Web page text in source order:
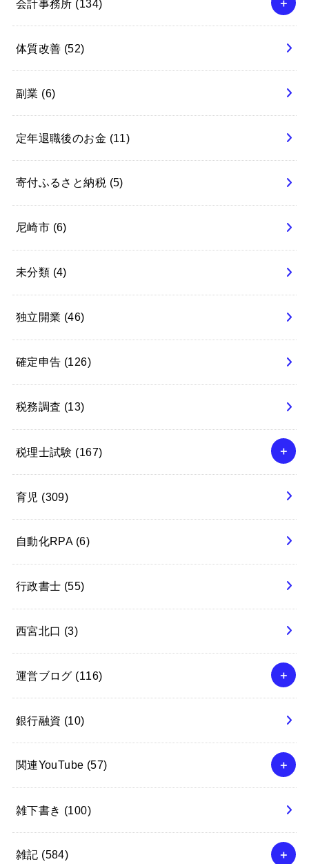
会計事務所 (134)
体質改善 (52)
副業 (6)
定年退職後のお金 (11)
寄付ふるさと納税 (5)
尼崎市 (6)
未分類 (4)
独立開業 (46)
確定申告 (126)
税務調査 (13)
税理士試験 (167)
育児 (309)
自動化RPA (6)
行政書士 (55)
西宮北口 (3)
運営ブログ (116)
銀行融資 (10)
関連YouTube (57)
雑下書き (100)
雑記 (584)